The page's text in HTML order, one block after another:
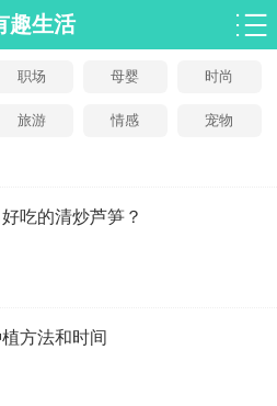
趣生活
职场 母婴 时尚
旅游 情感 宠物
吃的清炒芦笋？
方法和时间